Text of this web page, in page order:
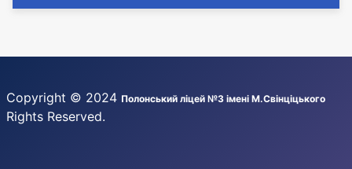
Copyright © 2024 Полонський ліцей №3 імені М.Свінціцького
Rights Reserved.